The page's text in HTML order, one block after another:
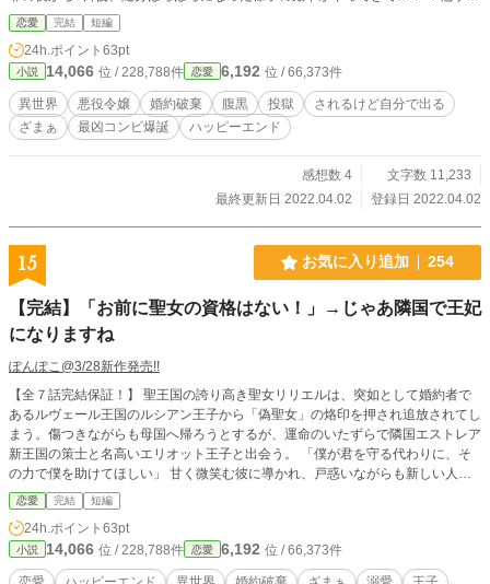
トにも掲載しています。
恋愛 完結 短編
24h.ポイント 63pt
小説 14,066 位 / 228,788件 恋愛 6,192 位 / 66,373件
異世界 悪役令嬢 婚約破棄 腹黒 投獄
されるけど自分で出る
ざまぁ
最凶コンビ爆誕 ハッピーエンド
感想数 4
文字数 11,233
最終更新日 2022.04.02
登録日 2022.04.02
15 お気に入り追加 254
【完結】「お前に聖女の資格はない！」→じゃあ隣国で王妃
になりますね
ぽんぽこ@3/28新作発売!!
【全７話完結保証！】 聖王国の誇り高き聖女リリエルは、突如として婚約者で
あるルヴェール王国のルシアン王子から「偽聖女」の烙印を押され追放されてし
まう。傷つきながらも母国へ帰ろうとするが、運命のいたずらで隣国エストレア
新王国の策士と名高いエリオット王子と出会う。 「僕が君を守る代わりに、そ
の力で僕を助けてほしい」 甘く微笑む彼に導かれ、戸惑いながらも新しい人生
を歩み始めたリリエル。けれど、彼女を追い詰めた隣国の陰謀が再び迫り――!?
追放された聖女と策略家の王子が織りなす、甘く切ない逆転ロマンス・ファンタ
ジー。
恋愛 完結 短編
24h.ポイント 63pt
小説 14,066 位 / 228,788件 恋愛 6,192 位 / 66,373件